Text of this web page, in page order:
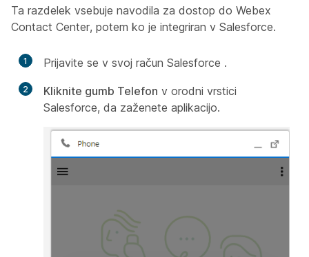
Ta razdelek vsebuje navodila za dostop do Webex
Contact Center, potem ko je integriran v Salesforce.
1 Prijavite se v svoj račun Salesforce .
2 Kliknite gumb Telefon v orodni vrstici
Salesforce, da zaženete aplikacijo.